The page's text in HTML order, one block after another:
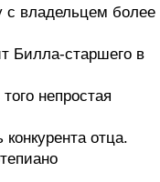
с владельцем более
Билла-старшего в
непростая
отца.